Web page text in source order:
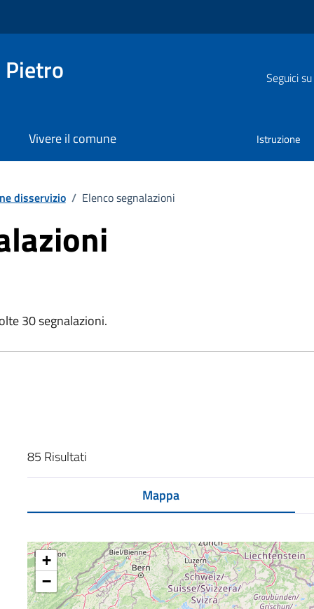
Pietro Seguici su
Vivere il comune Istruzione
disservizio / Elenco segnalazioni
30 segnalazioni.
85 Risultati
Mappa
+
−